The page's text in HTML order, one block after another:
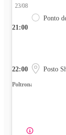
21:00
23/08
Ponto
22:00 Posto
Poltrona